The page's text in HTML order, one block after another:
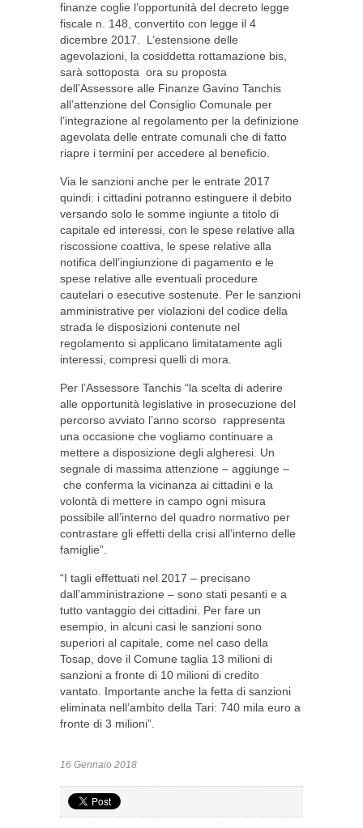
finanze coglie l’opportunità del decreto legge
fiscale n. 148, convertito con legge il 4
dicembre 2017. L’estensione delle
agevolazioni, la cosiddetta rottamazione bis,
sarà sottoposta ora su proposta
dell’Assessore alle Finanze Gavino Tanchis
all’attenzione del Consiglio Comunale per
l’integrazione al regolamento per la definizione
agevolata delle entrate comunali che di fatto
riapre i termini per accedere al beneficio.
Via le sanzioni anche per le entrate 2017
quindi: i cittadini potranno estinguere il debito
versando solo le somme ingiunte a titolo di
capitale ed interessi, con le spese relative alla
riscossione coattiva, le spese relative alla
notifica dell’ingiunzione di pagamento e le
spese relative alle eventuali procedure
cautelari o esecutive sostenute. Per le sanzioni
amministrative per violazioni del codice della
strada le disposizioni contenute nel
regolamento si applicano limitatamente agli
interessi, compresi quelli di mora.
Per l’Assessore Tanchis “la scelta di aderire
alle opportunità legislative in prosecuzione del
percorso avviato l’anno scorso rappresenta
una occasione che vogliamo continuare a
mettere a disposizione degli algheresi. Un
segnale di massima attenzione – aggiunge –
che conferma la vicinanza ai cittadini e la
volontà di mettere in campo ogni misura
possibile all’interno del quadro normativo per
contrastare gli effetti della crisi all’interno delle
famiglie”.
“I tagli effettuati nel 2017 – precisano
dall’amministrazione – sono stati pesanti e a
tutto vantaggio dei cittadini. Per fare un
esempio, in alcuni casi le sanzioni sono
superiori al capitale, come nel caso della
Tosap, dove il Comune taglia 13 milioni di
sanzioni a fronte di 10 milioni di credito
vantato. Importante anche la fetta di sanzioni
eliminata nell’ambito della Tari: 740 mila euro a
fronte di 3 milioni”.
16 Gennaio 2018